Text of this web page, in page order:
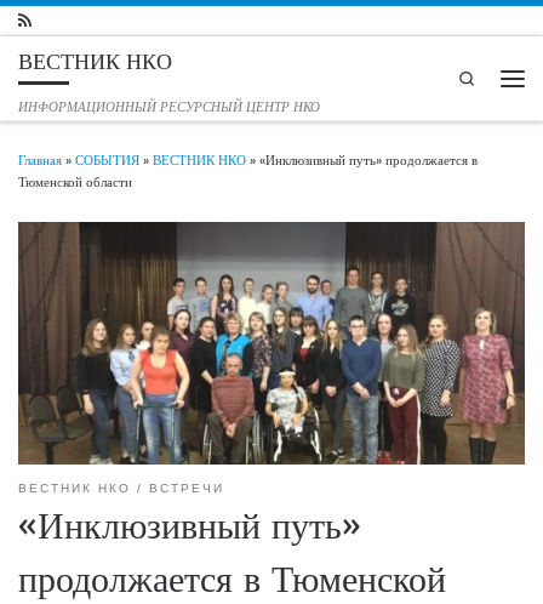
Перейти к содержимому
ВЕСТНИК НКО
ИНФОРМАЦИОННЫЙ РЕСУРСНЫЙ ЦЕНТР НКО
Search
Главная»СОБЫТИЯ»ВЕСТНИК НКО»«Инклюзивный путь» продолжается в
Тюменской области
ВЕСТНИК НКО ВСТРЕЧИ
«Инклюзивный путь»
продолжается в Тюменской